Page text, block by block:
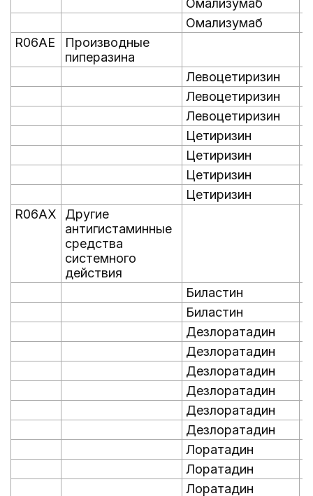
Омализумаб
Омализумаб
R06AE
Производные
пиперазина
Левоцетиризин
Левоцетиризин
Левоцетиризин
Цетиризин
Цетиризин
Цетиризин
Цетиризин
R06AX
Другие
антигистаминные
средства
системного
действия
Биластин
Биластин
Дезлоратадин
Дезлоратадин
Дезлоратадин
Дезлоратадин
Дезлоратадин
Дезлоратадин
Лоратадин
Лоратадин
Лоратадин